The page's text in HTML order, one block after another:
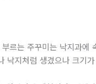
부르는 주꾸미는 낙지과에
낙지처럼 생겼으나 크기